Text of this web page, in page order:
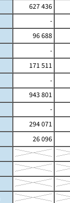
627 436
-
96 688
-
171 511
-
943 801
-
294 071
26 096